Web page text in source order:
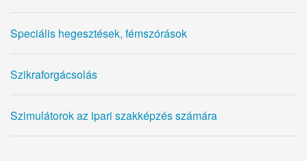
Speciális hegesztések, fémszórások
Szikraforgácsolás
Szimulátorok az ipari szakképzés számára